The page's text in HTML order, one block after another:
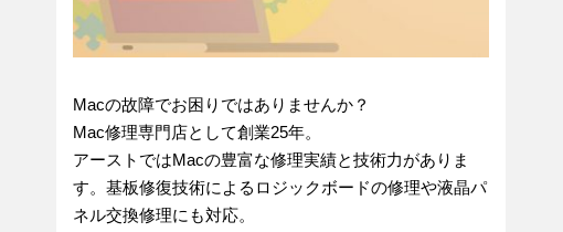
Macの故障でお困りではありませんか？
Mac修理専門店として創業25年。
アーストではMacの豊富な修理実績と技術力がありま
す。基板修復技術によるロジックボードの修理や液晶パ
ネル交換修理にも対応。